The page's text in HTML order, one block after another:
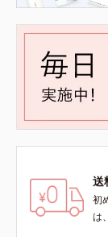
送
初
は